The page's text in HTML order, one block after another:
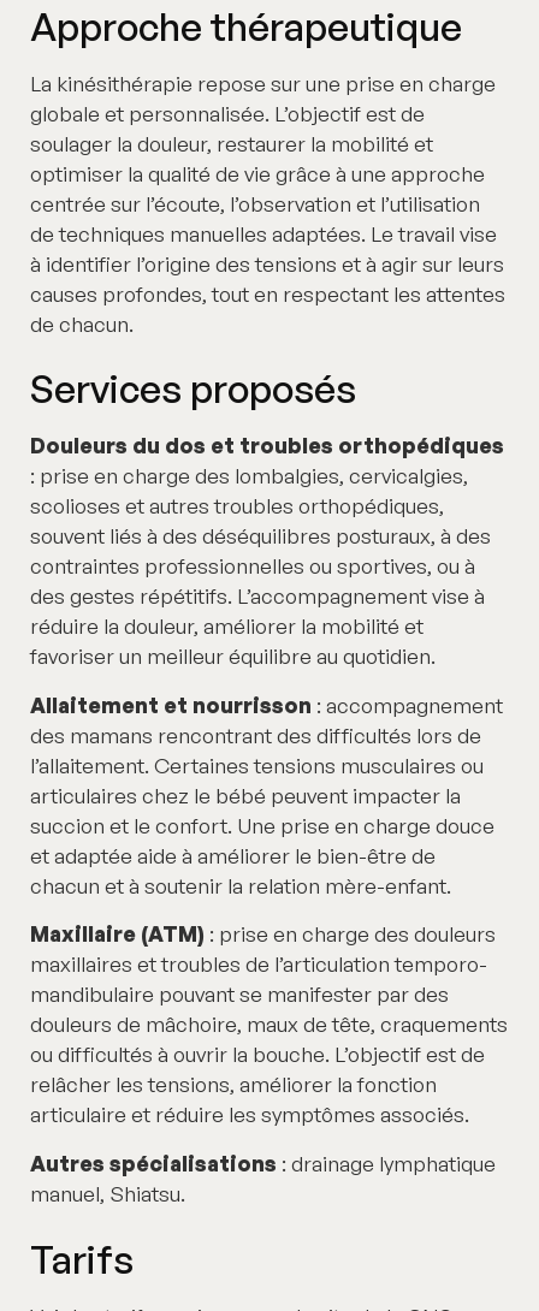
Approche thérapeutique
La kinésithérapie repose sur une prise en charge
globale et personnalisée. L’objectif est de
soulager la douleur, restaurer la mobilité et
optimiser la qualité de vie grâce à une approche
centrée sur l’écoute, l’observation et l’utilisation
de techniques manuelles adaptées. Le travail vise
à identifier l’origine des tensions et à agir sur leurs
causes profondes, tout en respectant les attentes
de chacun.
Services proposés
Douleurs du dos et troubles orthopédiques
: prise en charge des lombalgies, cervicalgies,
scolioses et autres troubles orthopédiques,
souvent liés à des déséquilibres posturaux, à des
contraintes professionnelles ou sportives, ou à
des gestes répétitifs. L’accompagnement vise à
réduire la douleur, améliorer la mobilité et
favoriser un meilleur équilibre au quotidien.
Allaitement et nourrisson : accompagnement
des mamans rencontrant des difficultés lors de
l’allaitement. Certaines tensions musculaires ou
articulaires chez le bébé peuvent impacter la
succion et le confort. Une prise en charge douce
et adaptée aide à améliorer le bien-être de
chacun et à soutenir la relation mère-enfant.
Maxillaire (ATM) : prise en charge des douleurs
maxillaires et troubles de l’articulation temporo-
mandibulaire pouvant se manifester par des
douleurs de mâchoire, maux de tête, craquements
ou difficultés à ouvrir la bouche. L’objectif est de
relâcher les tensions, améliorer la fonction
articulaire et réduire les symptômes associés.
Autres spécialisations : drainage lymphatique
manuel, Shiatsu.
Tarifs